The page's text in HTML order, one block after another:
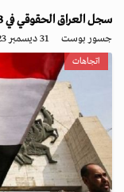
سجل العراق الحقوقي في 2023.. مؤشرات متدنية وأرقام سيئة
جسور بوست 31 ديسمبر 2023 - 11:54
اتجاهات